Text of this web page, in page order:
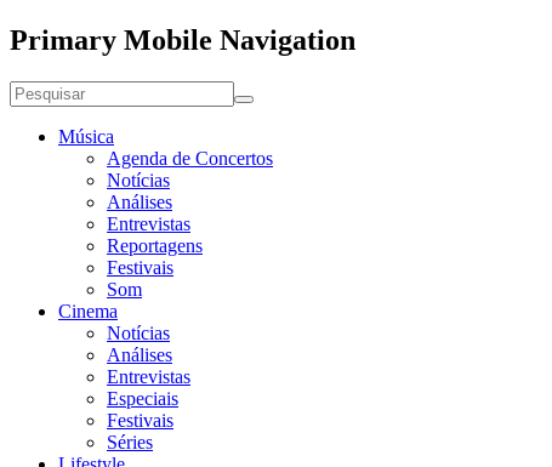
Primary Mobile Navigation
Música
Agenda de Concertos
Notícias
Análises
Entrevistas
Reportagens
Festivais
Som
Cinema
Notícias
Análises
Entrevistas
Especiais
Festivais
Séries